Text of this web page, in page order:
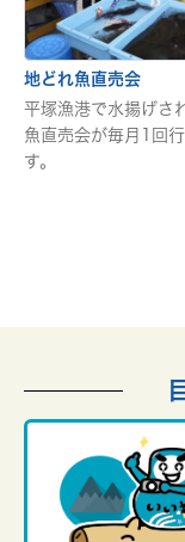
地どれ魚直売会
平塚漁港で水揚げさ
魚直売会が毎月1回
す。